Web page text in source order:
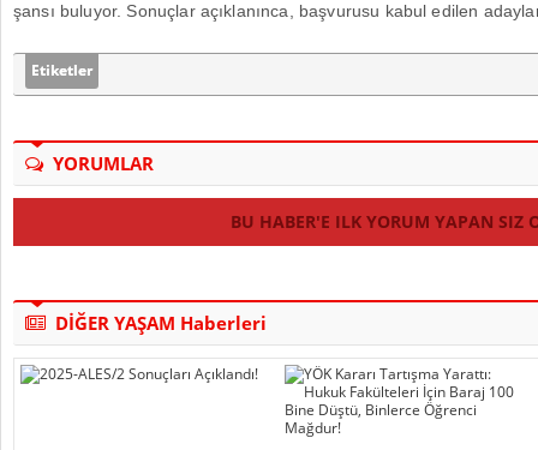
şansı buluyor. Sonuçlar açıklanınca, başvurusu kabul edilen
Etiketler
YORUMLAR
BU HABER'E ILK YORUM YAPAN SIZ
DİĞER YAŞAM Haberleri